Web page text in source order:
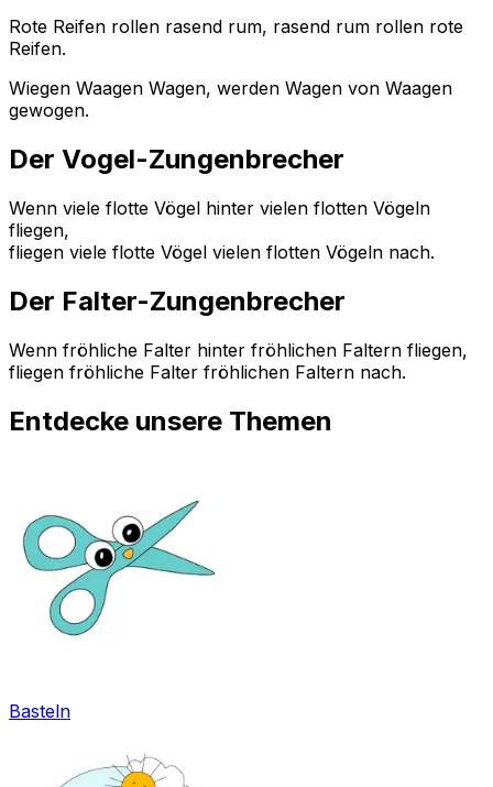
Rote Reifen rollen rasend rum, rasend rum rollen rote
Reifen.
Wiegen Waagen Wagen, werden Wagen von Waagen
gewogen.
Der Vogel-Zungenbrecher
Wenn viele flotte Vögel hinter vielen flotten Vögeln
fliegen,
fliegen viele flotte Vögel vielen flotten Vögeln nach.
Der Falter-Zungenbrecher
Wenn fröhliche Falter hinter fröhlichen Faltern fliegen,
fliegen fröhliche Falter fröhlichen Faltern nach.
Entdecke unsere Themen
Basteln